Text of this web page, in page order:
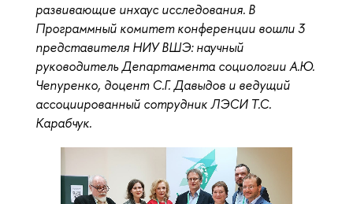
развивающие инхаус исследования. В
Программный комитет конференции вошли 3
представителя НИУ ВШЭ: научный
руководитель Департамента социологии А.Ю.
Чепуренко, доцент С.Г. Давыдов и ведущий
ассоциированный сотрудник ЛЭСИ Т.С.
Карабчук.